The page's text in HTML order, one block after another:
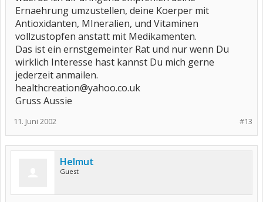
Ernaehrung umzustellen, deine Koerper mit
Antioxidanten, MIneralien, und Vitaminen
vollzustopfen anstatt mit Medikamenten.
Das ist ein ernstgemeinter Rat und nur wenn Du
wirklich Interesse hast kannst Du mich gerne
jederzeit anmailen.
healthcreation@yahoo.co.uk
Gruss Aussie
#13
11. Juni 2002
Helmut
Guest